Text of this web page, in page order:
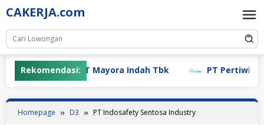
Skip
to
content
CAKERJA.com
Rekomendasi:PT Mayora Indah Tbk PT Pertiwi
Homepage D3 PT Indosafety Sentosa Industry